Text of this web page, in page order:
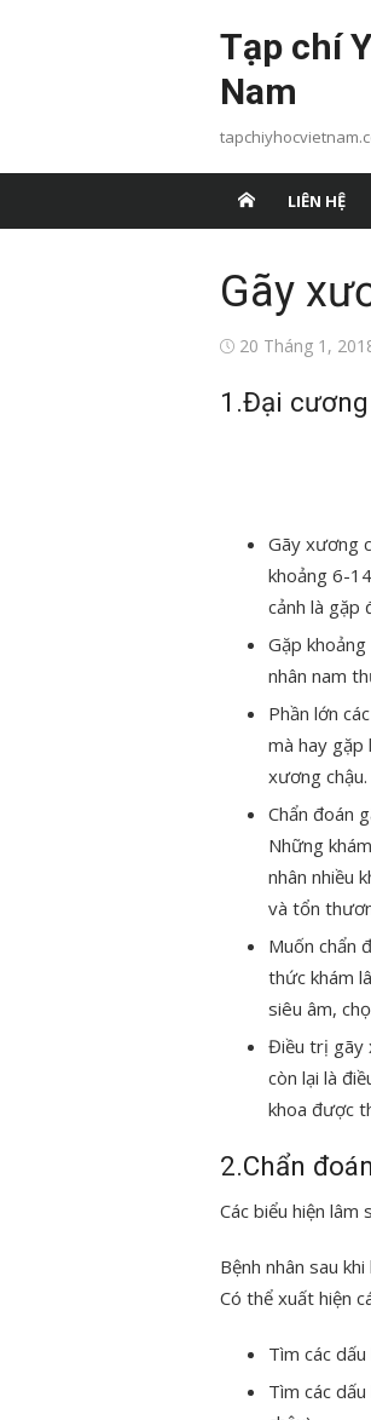
Tạp chí
Nam
LIÊN HỆ
Gãy
Đăng20 Tháng 1,
1.Đại
Gãy xương
khoảng 6-
cảnh là gặp
Gặp
nhân nam
Phần lớn
mà hay gặp
xương chậu.
Chẩn đoán
Những
nhân nhiều
và tổn
Muốn chẩn
thức khám
siêu âm,
Điều trị gãy
còn lại là
khoa được
2.Chẩn
Các biểu hiện lâm
Bệnh nhân sau
Có thể xuất hiện
Tìm các
Tìm các